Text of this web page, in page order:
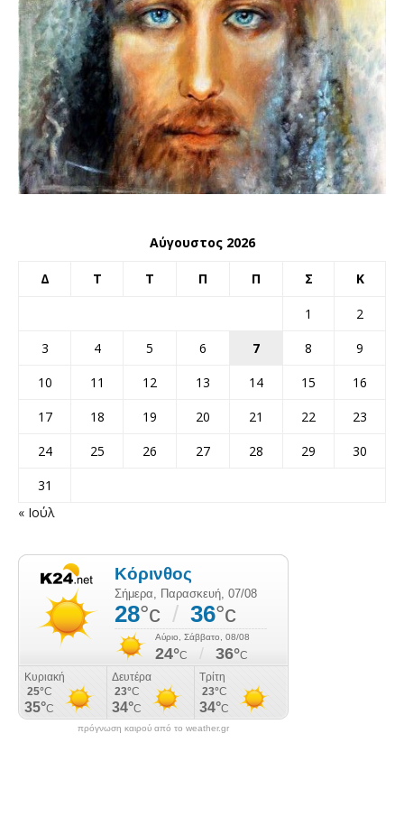
Αύγουστος 2026
Δ Τ Τ Π Π Σ Κ
1
2
3
4 5 6 7 8
9
10
11 12 13 14 15
16
17
18 19 20 21 22
23
24
25 26 27 28 29
30
31
« Ιούλ
πρόγνωση καιρού από το weather.gr